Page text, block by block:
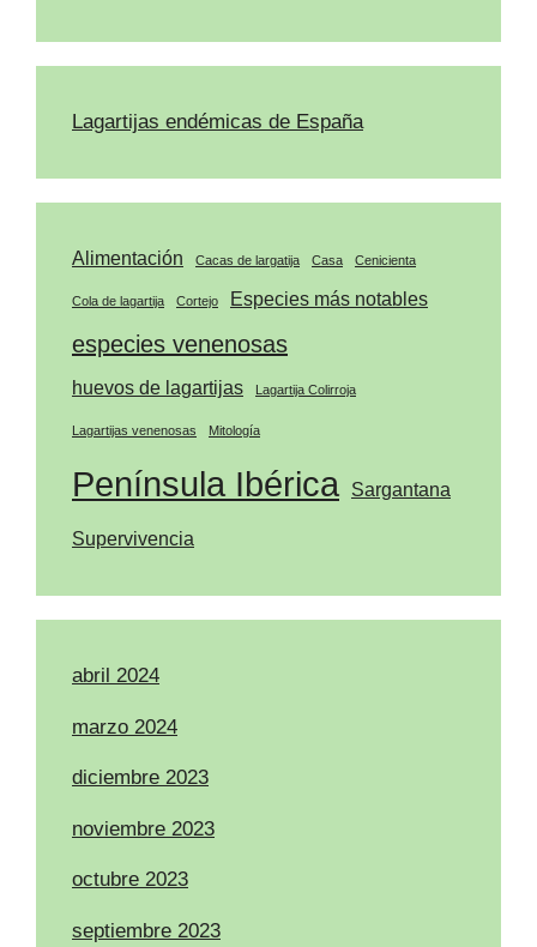
Lagartijas endémicas de España
Alimentación Cacas de largatija Casa Cenicienta
Cola de lagartija Cortejo Especies más notables
especies venenosas
huevos de lagartijas Lagartija Colirroja
Lagartijas venenosas Mitología
Península Ibérica Sargantana
Supervivencia
abril 2024
marzo 2024
diciembre 2023
noviembre 2023
octubre 2023
septiembre 2023